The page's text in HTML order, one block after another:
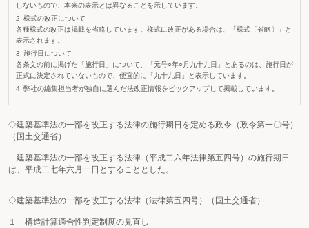
しないもので、本来の表示とは異なることを示しています。
様式の改正について
各種様式の改正は掲載を省略しています。様式に改正がある場合は、「様式〔省略〕」と
表示されます。
施行日について
各条文の前に掲げた「施行日」について、「元号○年○月九十九日」とあるのは、施行日が
正式に決定されていないもので、便宜的に「九十九日」と表示しています。
弊社の編集担当者が独自に選んだ法改正情報をピックアップして掲載しています。
◇建築基準法の一部を改正する法律の施行期日を定める政令（政令第一〇号）
（国土交通省）
建築基準法の一部を改正する法律（平成二六年法律第五四号）の施行期日
は、平成二七年六月一日とすることとした。
◇建築基準法の一部を改正する法律（法律第五四号）（国土交通省）
１ 構造計算適合性判定制度の見直し